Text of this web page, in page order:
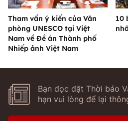
Tham vấn ý kiến của Văn
phòng UNESCO tại Việt
Nam về Đề án Thành phố
Nhiếp ảnh Việt Nam
10
Bạn đọc đặt Thời báo
hạn vui lòng để lại